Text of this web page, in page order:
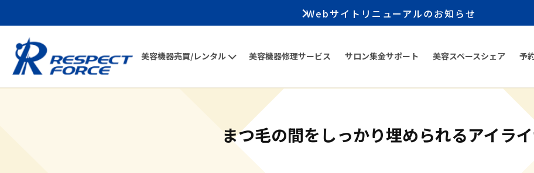
Webサイトリニューアルのお知らせ
美容機器売買/レンタル 美容機器修理サービス サロン集金サポート 美容スペースシェア 予
まつ毛の間をしっかり埋められるアイラ